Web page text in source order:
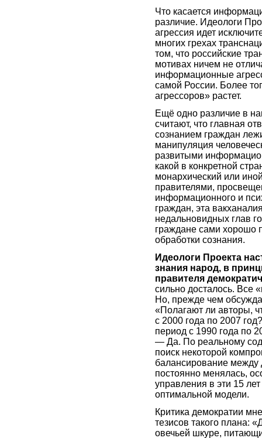
Что касается
различие. Идеологи
агрессия идет
многих грехах
том, что российские
мотивах ничем не
информационные
самой России. Более
агрессоров» растет.
Ещё одно различие в
считают, что главная
сознанием граждан
манипуляция
развитыми
какой в конкретной
монархический или
правителями,
информационного и
граждан, эта
недальновидных глав
граждане сами хорошо
обработки сознания.
Идеологи Проекта
знания народ, в
правителя
сильно досталось. Все
Но, прежде чем
«Полагают ли авторы,
с 2000 года по 2007
период с 1990 года по
— Да. По реальному
поиск некоторой
балансирование
постоянно менялась,
управления в эти 15
оптимальной модели.
Критика демократии
тезисов такого плана:
овечьей шкуре,